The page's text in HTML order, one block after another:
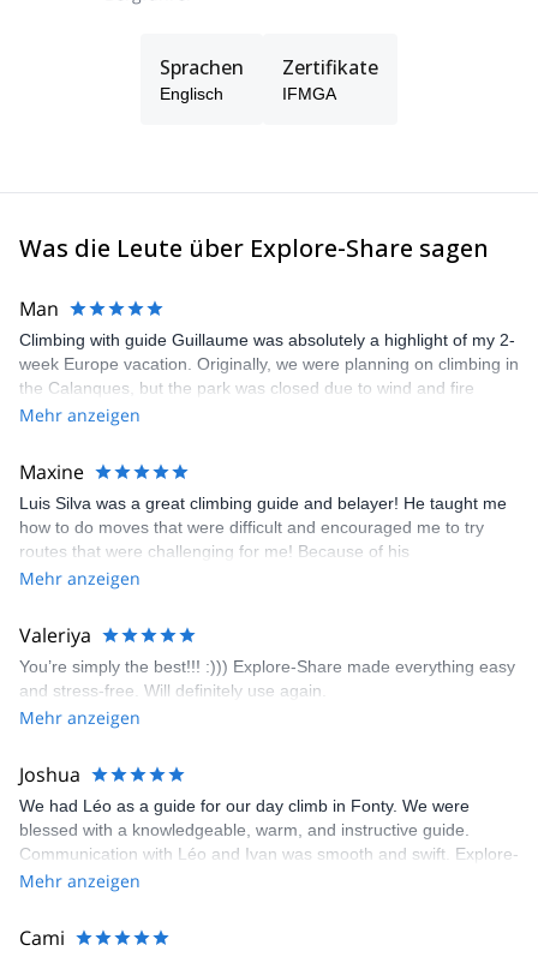
Sprachen
Englisch
Zertifikate
IFMGA
Was die Leute über Explore-Share sagen
Man
Climbing with guide Guillaume was absolutely a highlight of my 2-
week Europe vacation. Originally, we were planning on climbing in
the Calanques, but the park was closed due to wind and fire
danger. Guillaume chose another amazing location (Pic de
kindly offered train station pick-up and hotel drop off, which I
appreciated very much. The multi-pitch route we did was not only
fun but also the right amount of challenge, which I thoroughly
enjoyed. The communication from the team (Gauthier) was
prompt and clear—highly recommend!
Mehr anzeigen
Maxine
Luis Silva was a great climbing guide and belayer! He taught me
how to do moves that were difficult and encouraged me to try
routes that were challenging for me! Because of his
encouragement, I managed to complete these routes! I really
area. The weather was perfect, no direct sun and cool enough to
enjoy the climbs. Explore-Share made booking an outdoor
climbing experience in Lisbon extremely easy. Luis, our guide,
was fantastic, and the platform’s organization was flawless.
Mehr anzeigen
Valeriya
You’re simply the best!!! :))) Explore-Share made everything easy
and stress-free. Will definitely use again.
Mehr anzeigen
Joshua
We had Léo as a guide for our day climb in Fonty. We were
blessed with a knowledgeable, warm, and instructive guide.
Communication with Léo and Ivan was smooth and swift. Explore-
Share was excellent in arranging everything for our day climb.
making our adventure stress-free.
Mehr anzeigen
Cami